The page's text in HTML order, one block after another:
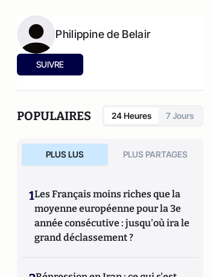
Philippine de Belair
SUIVRE
POPULAIRES 24 Heures 7 Jours
PLUS LUS PLUS PARTAGES
1Les Français moins riches que la
moyenne européenne pour la 3e
année consécutive : jusqu'où ira le
grand déclassement ?